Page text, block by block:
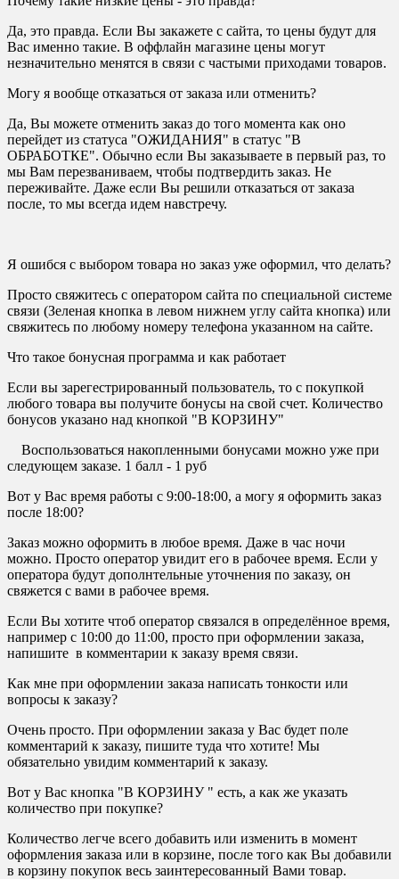
Да, это правда. Если Вы закажете с сайта, то цены будут для
Вас именно такие. В оффлайн магазине цены могут
незначительно менятся в связи с частыми приходами товаров.
Могу я вообще отказаться от заказа или отменить?
Да, Вы можете отменить заказ до того момента как оно
перейдет из статуса "ОЖИДАНИЯ" в статус "В
ОБРАБОТКЕ". Обычно если Вы заказываете в первый раз, то
мы Вам перезваниваем, чтобы подтвердить заказ. Не
переживайте. Даже если Вы решили отказаться от заказа
после, то мы всегда идем навстречу.
Я ошибся с выбором товара но заказ уже оформил, что делать?
Просто свяжитесь с оператором сайта по специальной системе
связи (Зеленая кнопка в левом нижнем углу сайта кнопка) или
свяжитесь по любому номеру телефона указанном на сайте.
Что такое бонусная программа и как работает
Если вы зарегестрированный пользователь, то с покупкой
любого товара вы получите бонусы на свой счет. Количество
бонусов указано над кнопкой "В КОРЗИНУ"
Воспользоваться накопленными бонусами можно уже при
следующем заказе. 1 балл - 1 руб
Вот у Вас время работы с 9:00-18:00, а могу я оформить заказ
после 18:00?
Заказ можно оформить в любое время. Даже в час ночи
можно. Просто оператор увидит его в рабочее время. Если у
оператора будут дополнтельные уточнения по заказу, он
свяжется с вами в рабочее время.
Если Вы хотите чтоб оператор связался в определённое время,
например с 10:00 до 11:00, просто при оформлении заказа,
напишите в комментарии к заказу время связи.
Как мне при оформлении заказа написать тонкости или
вопросы к заказу?
Очень просто. При оформлении заказа у Вас будет поле
комментарий к заказу, пишите туда что хотите! Мы
обязательно увидим комментарий к заказу.
Вот у Вас кнопка "В КОРЗИНУ " есть, а как же указать
количество при покупке?
Количество легче всего добавить или изменить в момент
оформления заказа или в корзине, после того как Вы добавили
в корзину покупок весь заинтересованный Вами товар.